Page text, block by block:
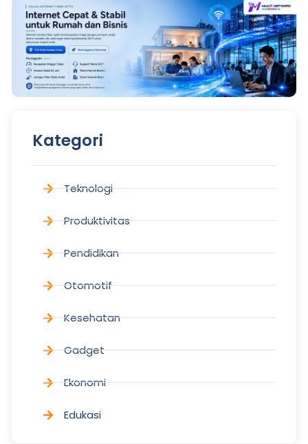
Kategori
Teknologi
Produktivitas
Pendidikan
Otomotif
Kesehatan
Gadget
Ekonomi
Edukasi